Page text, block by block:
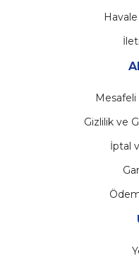
Mesafeli
Gizlilik ve
İptal